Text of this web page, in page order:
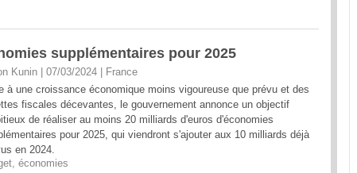
supplémentaires pour 2025
Kunin | 07/03/2024
France
à une croissance économique moins vigoureuse que prévu et des
fiscales décevantes, le gouvernement annonce un objectif
de réaliser au moins 20 milliards d'euros d'économies
pour 2025, qui viendront s'ajouter aux 10 milliards déjà
en 2024.
, économies